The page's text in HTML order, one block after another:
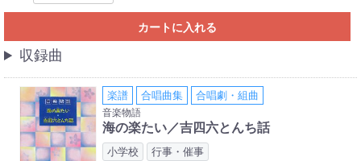
カートに入れる
収録曲
楽譜 合唱曲集 合唱劇・組曲
音楽物語
海の楽たい／吉四六とんち話
小学校 行事・催事